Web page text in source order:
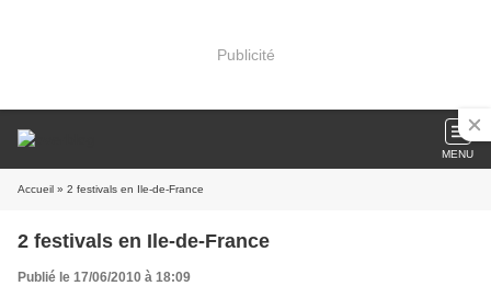
Publicité
MENU
Accueil » 2 festivals en Ile-de-France
2 festivals en Ile-de-France
Publié le 17/06/2010 à 18:09